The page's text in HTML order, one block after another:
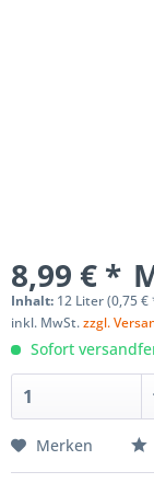
8,99 € *
Inhalt: 12 Liter (0,75
inkl. MwSt.zzgl.
Sofort
Merken